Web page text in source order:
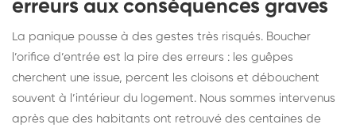
erreurs aux conséquences graves
La panique pousse à des gestes très risqués. Boucher
l’orifice d’entrée est la pire des erreurs : les guêpes
cherchent une issue, percent les cloisons et débouchent
souvent à l’intérieur du logement. Nous sommes intervenus
après que des habitants ont retrouvé des centaines de